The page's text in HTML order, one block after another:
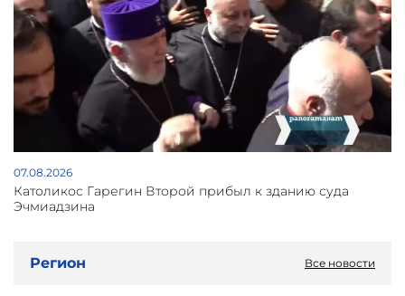
07.08.2026
Католикос Гарегин Второй прибыл к зданию суда
Эчмиадзина
Регион Все новости